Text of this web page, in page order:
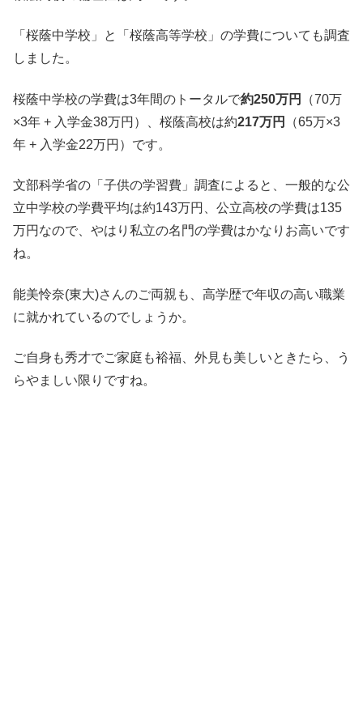
「桜蔭中学校」と「桜蔭高等学校」の学費についても調査
しました。
桜蔭中学校の学費は3年間のトータルで約250万円
（70万
×3年 + 入学金38万円）、桜蔭高校は約217万円
（65万×3
年 + 入学金22万円）です。
文部科学省の「子供の学習費」調査によると、一般的な公
立中学校の学費平均は約143万円、公立高校の学費は135
万円なので、やはり私立の名門の学費はかなりお高いです
ね。
能美怜奈(東大)さんのご両親も、高学歴で年収の高い職業
に就かれているのでしょうか。
ご自身も秀才でご家庭も裕福、外見も美しいときたら、う
らやましい限りですね。